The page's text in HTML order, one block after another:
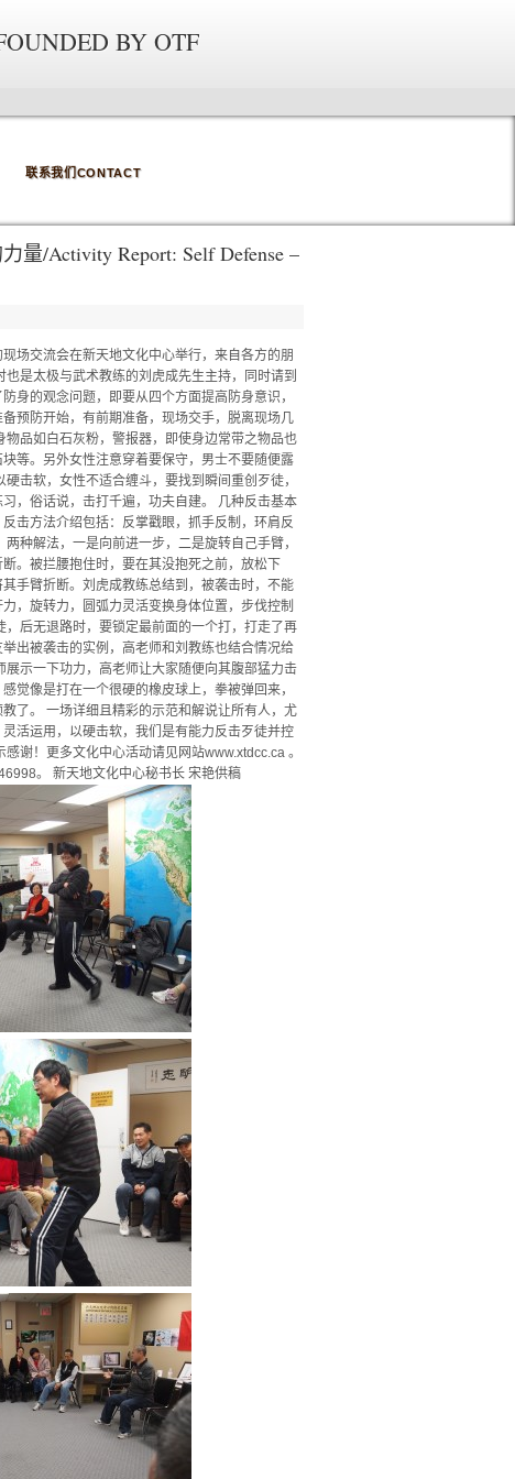
BY OTF
联系我们CONTACT
量/Activity Report: Self Defense –
场交流会在新天地文化中心举行，来自各方的朋
是太极与武术教练的刘虎成先生主持，同时请到
身的观念问题，即要从四个方面提高防身意识，
预防开始，有前期准备，现场交手，脱离现场几
品如白石灰粉，警报器，即使身边常带之物品也
等。另外女性注意穿着要保守，男士不要随便露
击软，女性不适合缠斗，要找到瞬间重创歹徒，
，俗话说，击打千遍，功夫自建。 几种反击基本
击方法介绍包括：反掌戳眼，抓手反制，环肩反
种解法，一是向前进一步，二是旋转自己手臂，
。被拦腰抱住时，要在其没抱死之前，放松下
手臂折断。刘虎成教练总结到，被袭击时，不能
，旋转力，圆弧力灵活变换身体位置，步伐控制
后无退路时，要锁定最前面的一个打，打走了再
出被袭击的实例，高老师和刘教练也结合情况给
示一下功力，高老师让大家随便向其腹部猛力击
觉像是打在一个很硬的橡皮球上，拳被弹回来，
了。 一场详细且精彩的示范和解说让所有人，尤
活运用，以硬击软，我们是有能力反击歹徒并控
谢！更多文化中心活动请见网站www.xtdcc.ca 。
。 新天地文化中心秘书长 宋艳供稿